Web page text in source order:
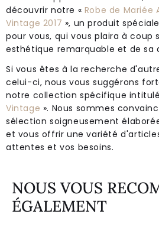
découvrir notre « Robe de Mariée
Vintage 2017 », un produit
pour vous, qui vous plaira à coup
esthétique remarquable et de sa
Si vous êtes à la recherche
celui-ci, nous vous suggérons
notre collection spécifique
Vintage ». Nous sommes
sélection soigneusement
et vous offrir une variété
attentes et vos besoins.
NOUS VOUS
ÉGALEMENT